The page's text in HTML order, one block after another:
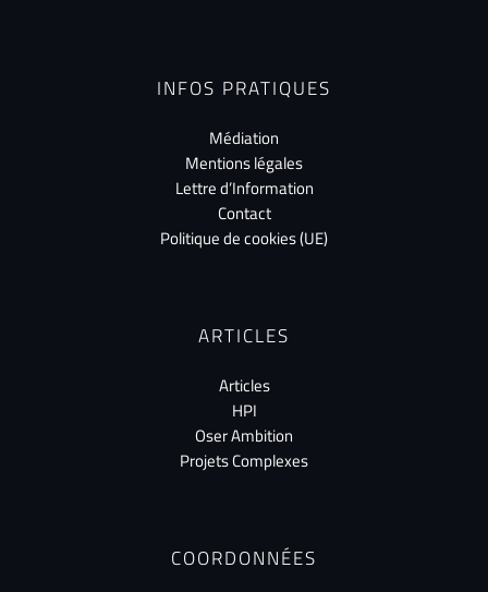
INFOS PRATIQUES
Médiation
Mentions légales
Lettre d’Information
Contact
Politique de cookies (UE)
ARTICLES
Articles
HPI
Oser Ambition
Projets Complexes
COORDONNÉES